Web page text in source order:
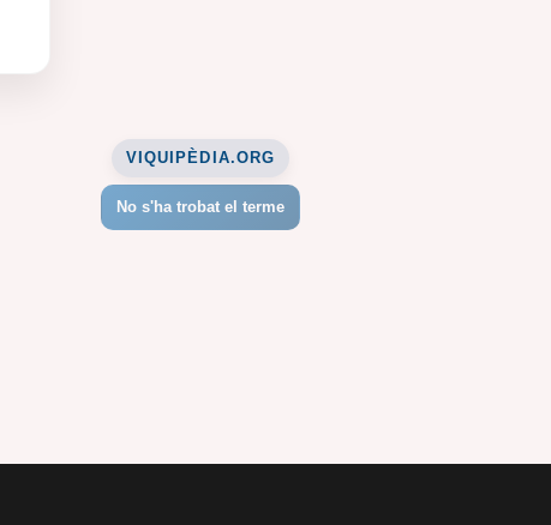
VIQUIPÈDIA.ORG
No s'ha trobat el terme